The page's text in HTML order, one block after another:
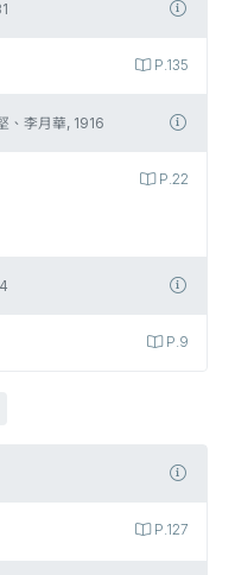
P.135
、李月華, 1916
P.22
P.9
P.127